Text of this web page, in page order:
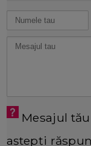
Mesajul
aștepți